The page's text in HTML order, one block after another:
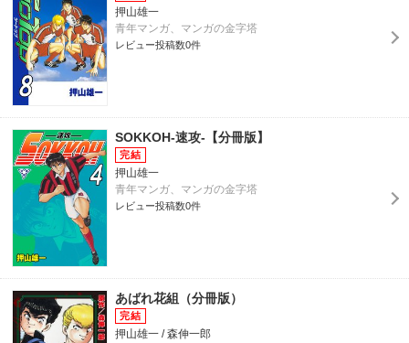
押山雄一
青年マンガ、マンガの金字塔
レビュー投稿数0件
SOKKOH-速攻-【分冊版】
押山雄一
青年マンガ、マンガの金字塔
レビュー投稿数0件
あばれ花組（分冊版）
押山雄一 / 森伸一郎